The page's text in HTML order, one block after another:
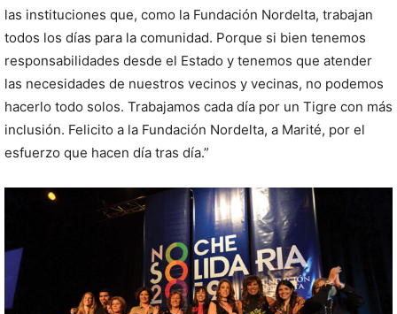
las instituciones que, como la Fundación Nordelta, trabajan
todos los días para la comunidad. Porque si bien tenemos
responsabilidades desde el Estado y tenemos que atender
las necesidades de nuestros vecinos y vecinas, no podemos
hacerlo todo solos. Trabajamos cada día por un Tigre con más
inclusión. Felicito a la Fundación Nordelta, a Marité, por el
esfuerzo que hacen día tras día.”